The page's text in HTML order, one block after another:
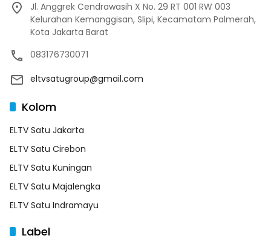
Jl. Anggrek Cendrawasih X No. 29 RT 001 RW 003
Kelurahan Kemanggisan, Slipi, Kecamatam Palmerah,
Kota Jakarta Barat
083176730071
eltvsatugroup@gmail.com
Kolom
ELTV Satu Jakarta
ELTV Satu Cirebon
ELTV Satu Kuningan
ELTV Satu Majalengka
ELTV Satu Indramayu
Label